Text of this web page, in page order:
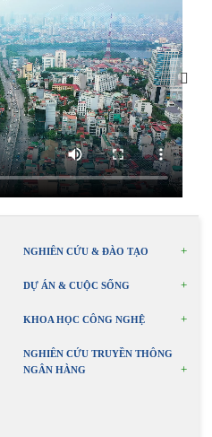
NGHIÊN CỨU & ĐÀO TẠO
DỰ ÁN & CUỘC SỐNG
KHOA HỌC CÔNG NGHỆ
NGHIÊN CỨU TRUYỀN THÔNG
NGÂN HÀNG